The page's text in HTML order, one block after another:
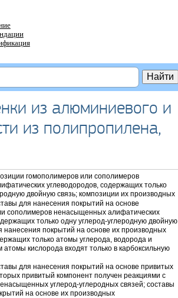
из алюминиевого и
из полипропилена,
гомополимеров или сополимеров
углеводородов, содержащих только
двойную связь; композиции их производных
для нанесения покрытий на основе
сополимеров ненасыщенных алифатических
только одну углерод-углеродную двойную
нанесения покрытий на основе их производных
только атомы углерода, водорода и
атомы кислорода входят только в карбоксильную
для нанесения покрытий на основе привитых
привитый компонент получен реакциями с
углерод-углеродных связей; составы
на основе их производных